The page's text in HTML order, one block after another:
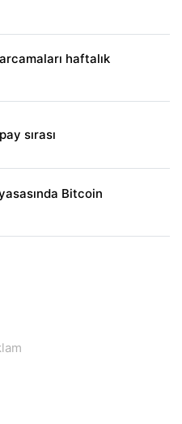
haftalık
sırası
Bitcoin